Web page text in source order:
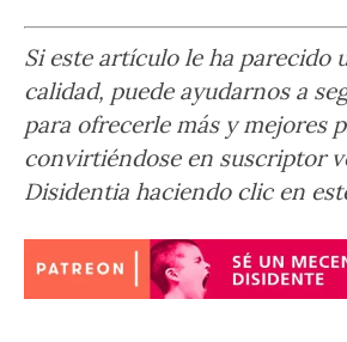
Si este artículo le ha parecido
calidad, puede ayudarnos a
para ofrecerle más y mejores
convirtiéndose en suscriptor
Disidentia haciendo clic en